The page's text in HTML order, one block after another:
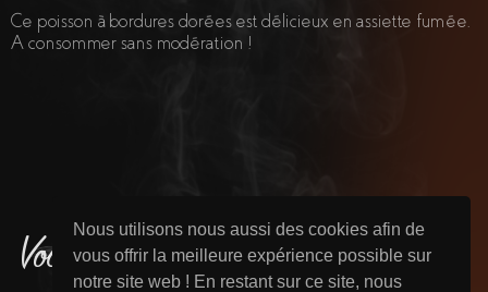
Nous utilisons nous aussi des cookies afin de
vous offrir la meilleure expérience possible sur
notre site web ! En restant sur ce site, nous
Ce poisson à bordures dorées est délicieux en assiette fumée.
A consommer sans modération !
Vous aimerez sûrement aussi